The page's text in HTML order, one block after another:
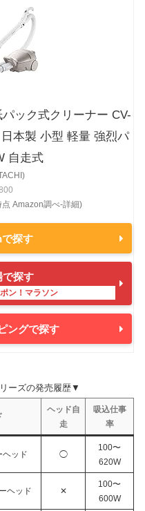
ック式クリーナー CV-
本製 小型 軽量 強烈パ
自走式
Amazon調べ-詳細)
探す
で探す
ングで探す
ーズの発売履歴▼
ヘッド自
走
吸込仕事
率
ヘッド ◯
100〜
620W
ヘッド ✕
100〜
600W